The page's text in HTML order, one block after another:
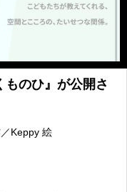
のひ』が公開さ
Keppy 絵